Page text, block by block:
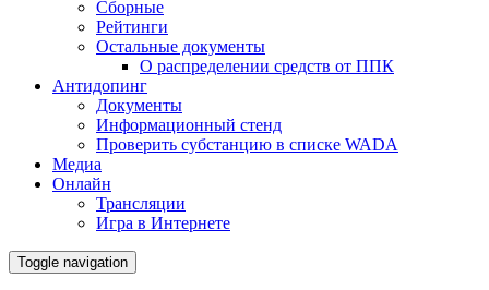
Сборные
Рейтинги
Остальные документы
О распределении средств от ППК
Антидопинг
Документы
Информационный стенд
Проверить субстанцию в списке WADA
Медиа
Онлайн
Трансляции
Игра в Интернете
Toggle navigation